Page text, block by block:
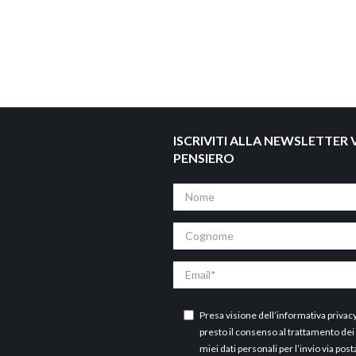
ISCRIVITI ALLA NEWSLETTER
PENSIERO
Nome
Cognome
Email
Presa visione dell’informativa privacy
presto il consenso al trattamento dei
miei dati personali per l’invio via